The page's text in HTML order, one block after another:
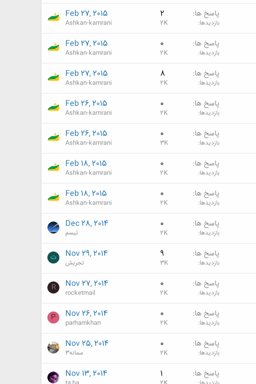
پاسخ ها 2
بازدیدها 2K
Feb 27, 2015
Ashkan-kamrani
پاسخ ها 0
بازدیدها 2K
Feb 27, 2015
Ashkan-kamrani
پاسخ ها 8
بازدیدها 2K
Feb 27, 2015
Ashkan-kamrani
پاسخ ها 0
بازدیدها 2K
Feb 26, 2015
Ashkan-kamrani
پاسخ ها 0
بازدیدها 3K
Feb 26, 2015
Ashkan-kamrani
پاسخ ها 0
بازدیدها 2K
Feb 18, 2015
Ashkan-kamrani
پاسخ ها 0
بازدیدها 2K
Feb 18, 2015
Ashkan-kamrani
پاسخ ها 0
بازدیدها 2K
Dec 28, 2014
تبسم
پاسخ ها 9
بازدیدها 3K
Nov 29, 2014
تجریش ت
پاسخ ها 0
بازدیدها 2K
Nov 27, 2014
rocketmail
R
پاسخ ها 0
بازدیدها 2K
Nov 26, 2014
parhamkhan
P
پاسخ ها 0
بازدیدها 2K
Nov 25, 2014
سمانه3
پاسخ ها 1
Nov 13, 2014